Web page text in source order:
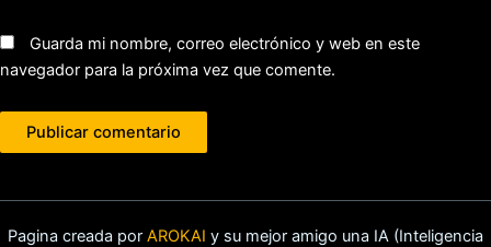
Guarda mi nombre, correo electrónico y web en este
navegador para la próxima vez que comente.
Pagina creada por AROKAI y su mejor amigo una IA (Inteligencia